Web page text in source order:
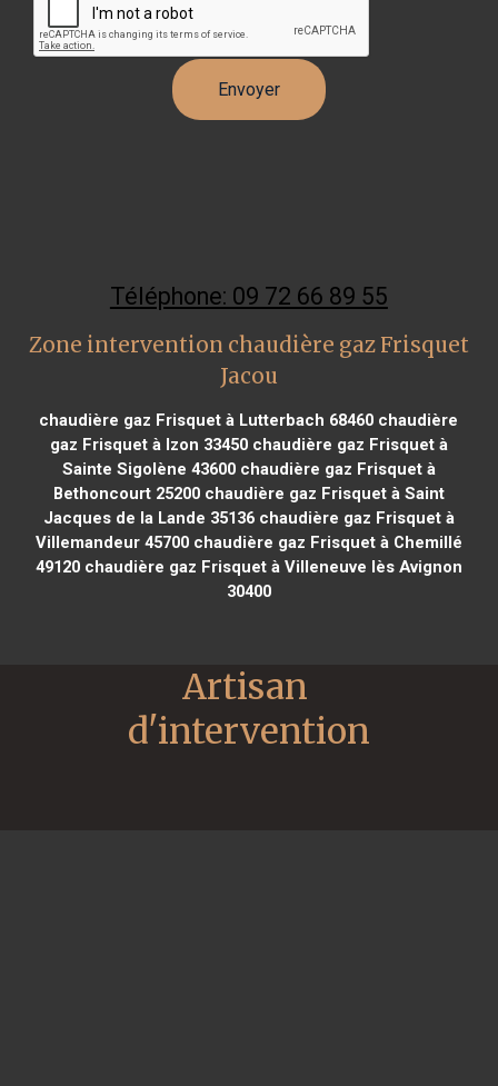
Téléphone: 09 72 66 89 55
Zone intervention chaudière gaz Frisquet
Jacou
chaudière gaz Frisquet à Lutterbach 68460 chaudière
gaz Frisquet à Izon 33450chaudière gaz Frisquet à
Sainte Sigolène 43600chaudière gaz Frisquet à
Bethoncourt 25200chaudière gaz Frisquet à Saint
Jacques de la Lande 35136chaudière gaz Frisquet à
Villemandeur 45700chaudière gaz Frisquet à Chemillé
49120chaudière gaz Frisquet à Villeneuve lès Avignon
30400
Artisan
d'intervention